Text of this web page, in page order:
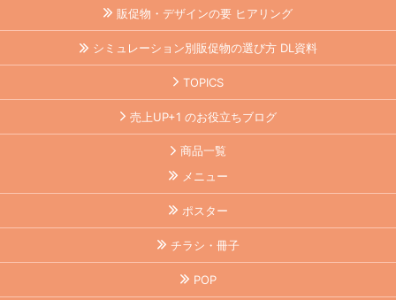
販促物・デザインの要 ヒアリング
シミュレーション別販促物の選び方 DL資料
TOPICS
売上UP+1 のお役立ちブログ
商品一覧
メニュー
ポスター
チラシ・冊子
POP